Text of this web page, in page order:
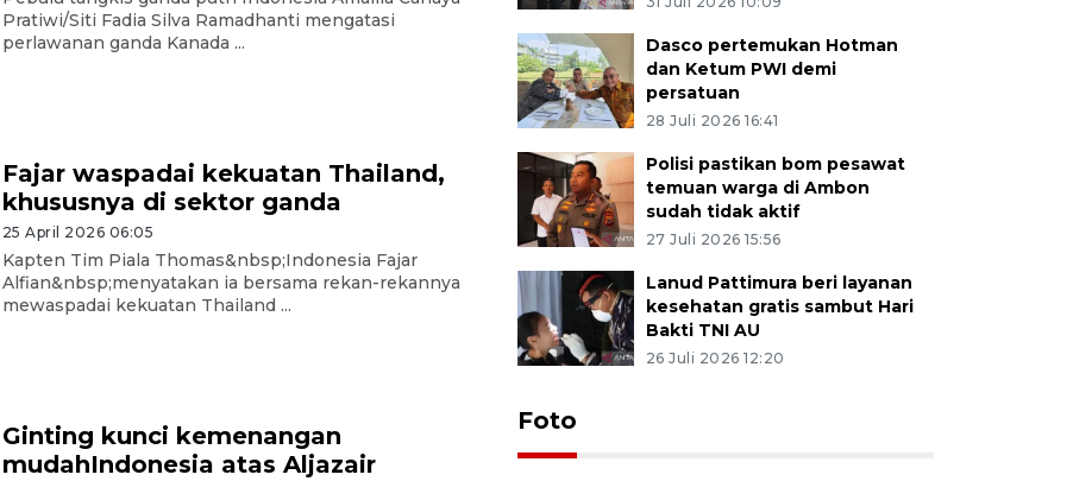
Pratiwi/Siti Fadia Silva Ramadhanti mengatasi
perlawanan ganda Kanada ...
Fajar waspadai kekuatan Thailand,
khususnya di sektor ganda
25 April 2026 06:05
Kapten Tim Piala Thomas&nbsp;Indonesia Fajar
Alfian&nbsp;menyatakan ia bersama rekan-rekannya
mewaspadai kekuatan Thailand ...
Ginting kunci kemenangan
mudahIndonesia atas Aljazair
Dasco pertemukan Hotman
dan Ketum PWI demi
persatuan
28 Juli 2026 16:41
Polisi pastikan bom pesawat
temuan warga di Ambon
sudah tidak aktif
27 Juli 2026 15:56
Lanud Pattimura beri layanan
kesehatan gratis sambut Hari
Bakti TNI AU
26 Juli 2026 12:20
Foto